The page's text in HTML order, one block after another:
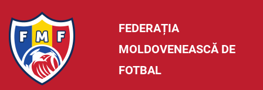
FEDERAȚIA
MOLDOVENEASCĂ DE
FOTBAL